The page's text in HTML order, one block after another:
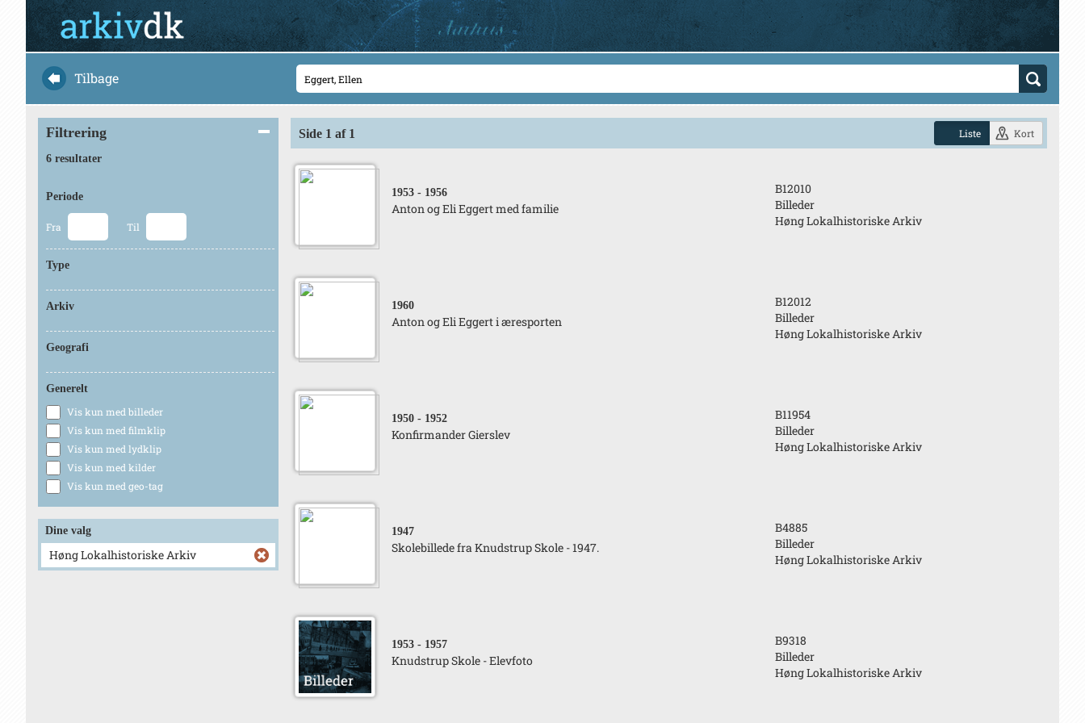
Tilbage
Filtrering
6 resultater
Periode
Fra Til
Type
Arkiv
Geografi
Generelt
Vis kun med billeder
Vis kun med filmklip
Vis kun med lydklip
Vis kun med kilder
Vis kun med geo-tag
Dine valg
Høng Lokalhistoriske Arkiv
Side 1 af 1 Liste Kort
1953 - 1956
Anton og Eli Eggert med familie
B12010
Billeder
Høng Lokalhistoriske Arkiv
1960
Anton og Eli Eggert i æresporten
B12012
Billeder
Høng Lokalhistoriske Arkiv
1950 - 1952
Konfirmander Gierslev
B11954
Billeder
Høng Lokalhistoriske Arkiv
1947
Skolebillede fra Knudstrup Skole - 1947.
B4885
Billeder
Høng Lokalhistoriske Arkiv
1953 - 1957
Knudstrup Skole - Elevfoto
B9318
Billeder
Høng Lokalhistoriske Arkiv